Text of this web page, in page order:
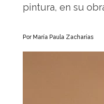
pintura, en su
Por María Paula Zacharías